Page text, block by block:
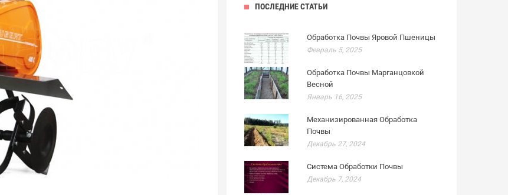
ПОСЛЕДНИЕ СТАТЬИ
Обработка Почвы Яровой Пшеницы
Февраль 5, 2025
Обработка Почвы Марганцовкой
Весной
Январь 16, 2025
Механизированная Обработка
Почвы
Декабрь 27, 2024
Система Обработки Почвы
Декабрь 7, 2024